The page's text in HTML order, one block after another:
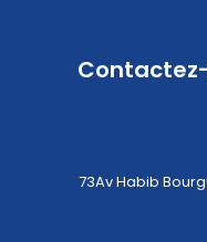
73Av Habib